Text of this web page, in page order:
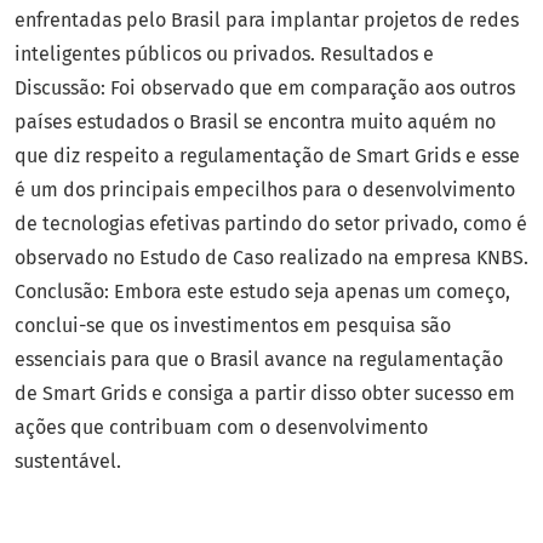
enfrentadas pelo Brasil para implantar projetos de redes
inteligentes públicos ou privados. Resultados e
Discussão: Foi observado que em comparação aos outros
países estudados o Brasil se encontra muito aquém no
que diz respeito a regulamentação de Smart Grids e esse
é um dos principais empecilhos para o desenvolvimento
de tecnologias efetivas partindo do setor privado, como é
observado no Estudo de Caso realizado na empresa KNBS.
Conclusão: Embora este estudo seja apenas um começo,
conclui-se que os investimentos em pesquisa são
essenciais para que o Brasil avance na regulamentação
de Smart Grids e consiga a partir disso obter sucesso em
ações que contribuam com o desenvolvimento
sustentável.